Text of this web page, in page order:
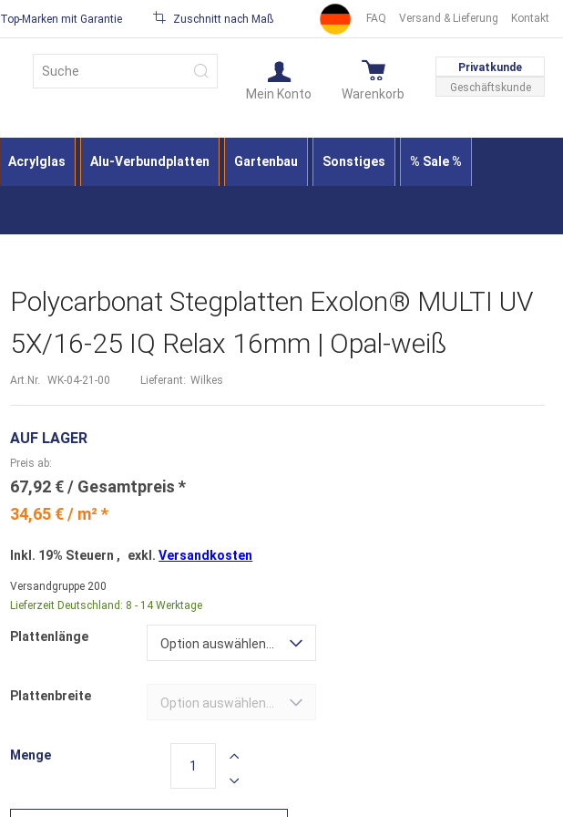
FAQ Versand & Lieferung Kontakt
Top-Marken mit Garantie Zuschnitt nach Maß
Privatkunde
Geschäftskunde
Warenkorb
Mein Konto
Suche
Acrylglas Alu-Verbundplatten Gartenbau Sonstiges % Sale %
Polycarbonat Stegplatten Exolon® MULTI UV
5X/16-25 IQ Relax 16mm | Opal-weiß
Art.Nr. WK-04-21-00 Lieferant: Wilkes
AUF LAGER
34,65 € / m² *
Preis ab
67,92 €
Inkl. 19% Steuern , exkl.Versandkosten
Versandgruppe 200
Lieferzeit Deutschland: 8 - 14 Werktage
Plattenlänge Option auswählen...
Plattenbreite Option auswählen...
Menge